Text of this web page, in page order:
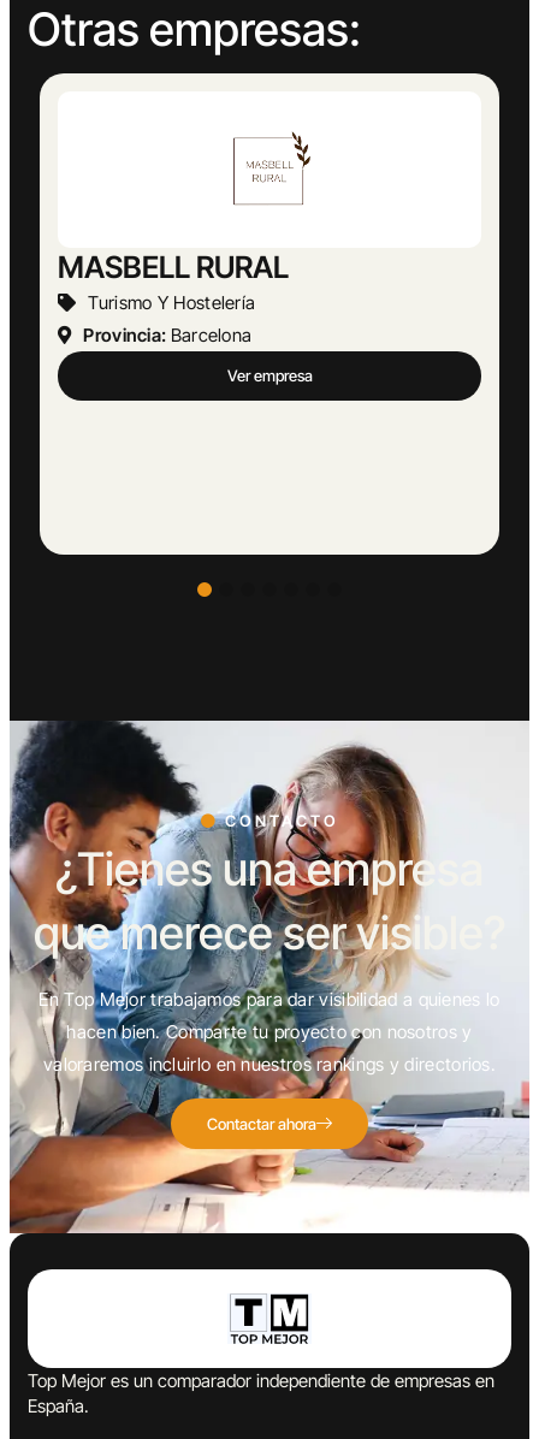
Otras empresas:
Abogado Ángel López
Actividades Jurídicas
Provincia:Málaga
Ver empresa
CONTACTO
¿Tienes una empresa
que merece ser visible?
En Top Mejor trabajamos para dar visibilidad a quienes lo
hacen bien. Comparte tu proyecto con nosotros y
valoraremos incluirlo en nuestros rankings y directorios.
Contactar ahora
Top Mejor es un comparador independiente de empresas en
España.